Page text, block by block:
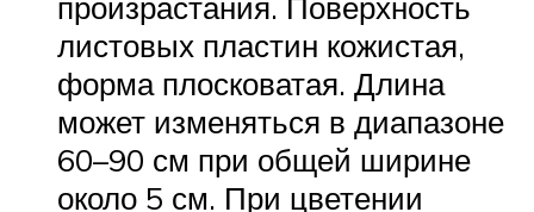
листовых пластин кожистая,
форма плосковатая. Длина
может изменяться в диапазоне
60–90 см при общей ширине
около 5 см. При цветении